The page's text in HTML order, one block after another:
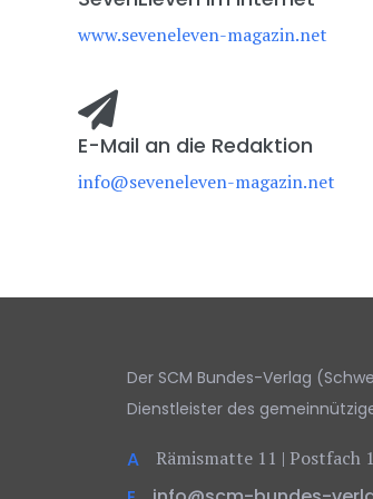
www.seveneleven-magazin.net
E-Mail an die Redaktion
info@seveneleven-magazin.net
Der SCM Bundes-Verlag
Dienstleister des
A Rämismatte 11 | Postfach